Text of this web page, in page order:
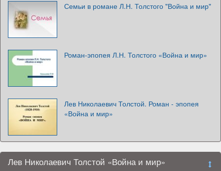
Семьи в романе Л.Н. Толстого "Война и мир"
Роман-эпопея Л.Н. Толстого «Война и мир»
Лев Николаевич Толстой. Роман - эпопея
«Война и мир»
Лев Николаевич Толстой «Война и мир»